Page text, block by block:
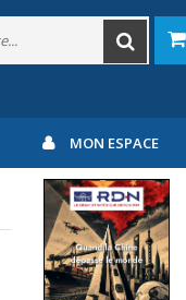
MON ESPACE